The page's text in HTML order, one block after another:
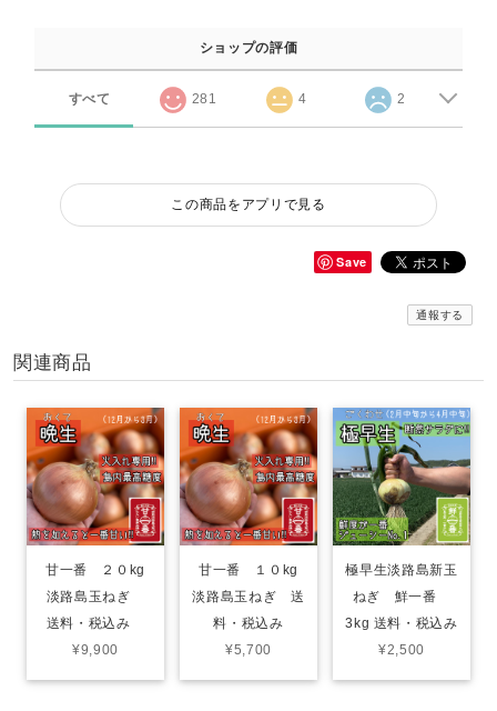
ショップの評価
すべて 281 4 2
この商品をアプリで見る
Save
通報する
関連商品
甘一番 ２０kg
淡路島玉ねぎ
送料・税込み
¥9,900
甘一番 １０kg
淡路島玉ねぎ 送
料・税込み
¥5,700
極早生淡路島新玉
ねぎ 鮮一番
3kg 送料・税込み
¥2,500